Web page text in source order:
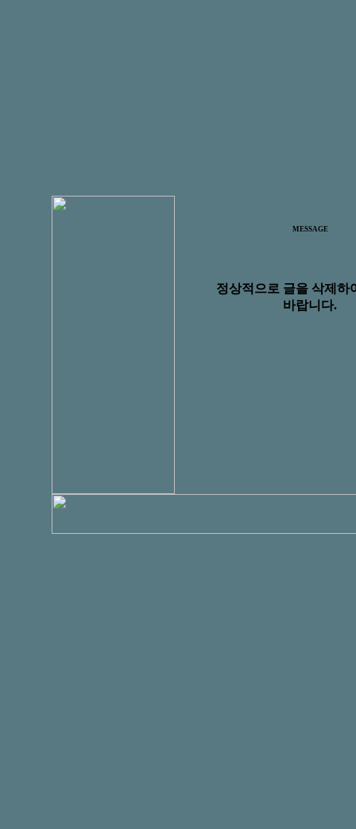
MESSAGE
정상적으로 글을 삭제하
바랍니다.